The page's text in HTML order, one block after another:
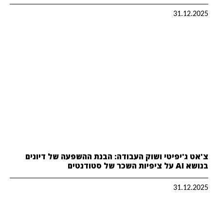
31.12.2025
צ'אט ג'יפיטי ושוק העבודה: הבנת ההשפעה של דיונים
בנושא AI על ציפיות השכר של סטודנטים
31.12.2025